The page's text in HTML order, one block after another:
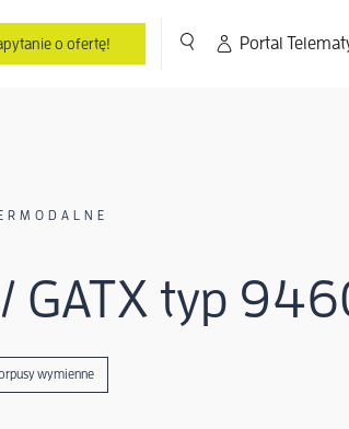
o ofertę! Portal
GATX typ
wymienne